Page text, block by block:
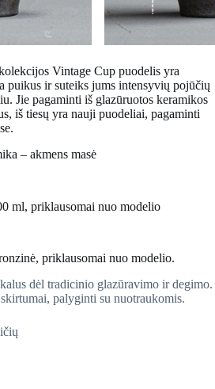
Vintage Cup puodelis yra
puikus ir suteiks jums intensyvių pojūčių
Jie pagaminti iš glazūruotos keramikos
iš tiesų yra nauji puodeliai, pagaminti
– akmens masė
ml, priklausomai nuo modelio
priklausomai nuo modelio.
dėl tradicinio glazūravimo ir degimo.
palyginti su nuotraukomis.